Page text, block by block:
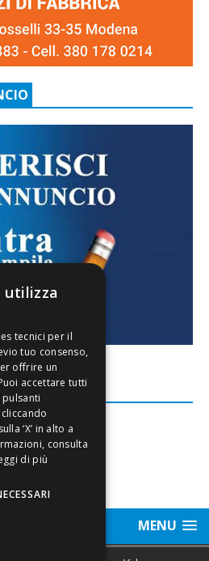
MENU
utilizza
di più